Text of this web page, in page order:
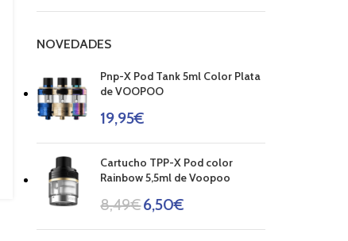
NOVEDADES
Pnp-X Pod Tank 5ml Color Plata
de VOOPOO
19,95€
Cartucho TPP-X Pod color
Rainbow 5,5ml de Voopoo
8,49€6,50€